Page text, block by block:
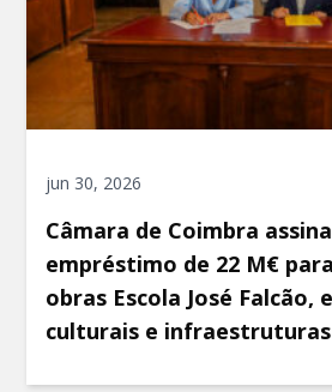
jun 30, 2026
Câmara de Coimbra
empréstimo de 22 M€
obras Escola José Falcão,
culturais e infraestruturas